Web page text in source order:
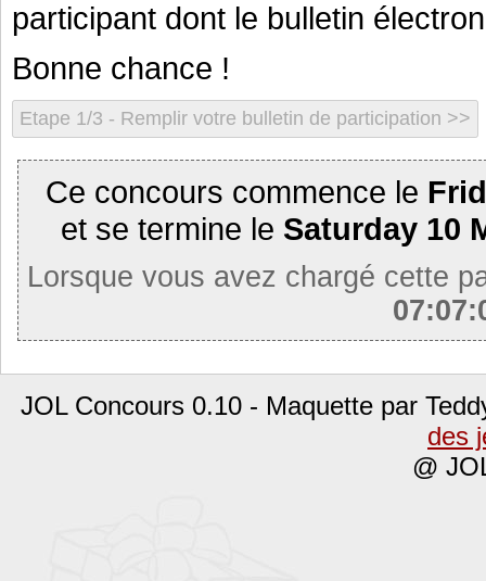
participant dont le bulletin
Bonne chance !
Ce concours commence le
et se termine le Saturday 10
Lorsque vous avez chargé cette
JOL Concours 0.10 - Maquette par
des
@